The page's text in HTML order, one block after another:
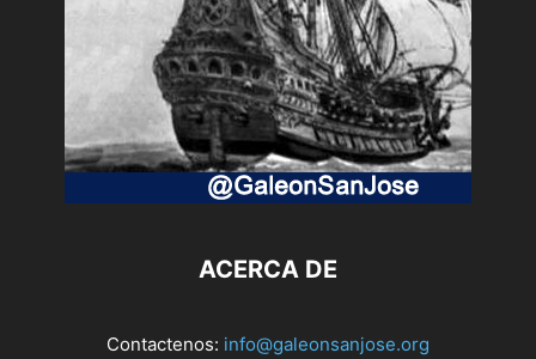
ACERCA DE
Contactenos: info@galeonsanjose.org